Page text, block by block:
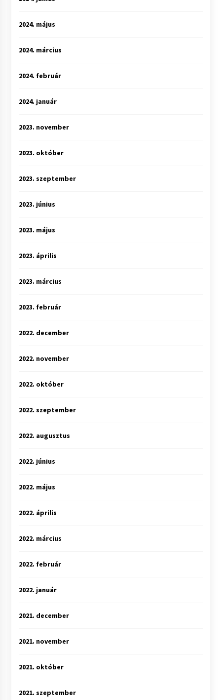
2024. május
2024. március
2024. február
2024. január
2023. november
2023. október
2023. szeptember
2023. június
2023. május
2023. április
2023. március
2023. február
2022. december
2022. november
2022. október
2022. szeptember
2022. augusztus
2022. június
2022. május
2022. április
2022. március
2022. február
2022. január
2021. december
2021. november
2021. október
2021. szeptember